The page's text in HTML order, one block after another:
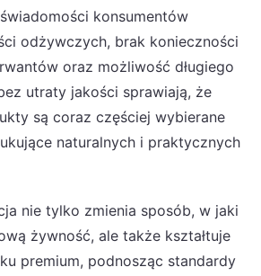
konsumentów
odżywczych, brak konieczności
oraz możliwość długiego
utraty jakości sprawiają, że
są coraz częściej wybierane
naturalnych i praktycznych
nie tylko zmienia sposób, w jaki
żywność, ale także kształtuje
premium, podnosząc standardy